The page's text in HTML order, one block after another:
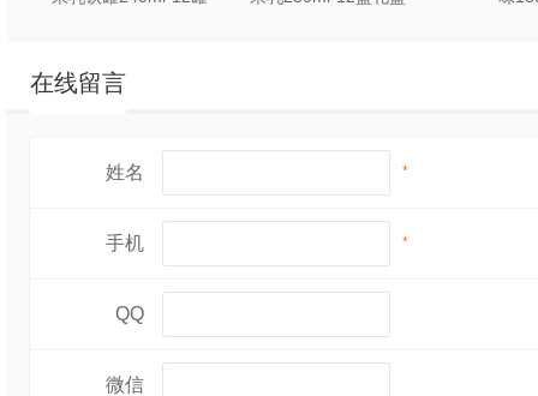
在线留言
姓名 *
手机 *
QQ
微信